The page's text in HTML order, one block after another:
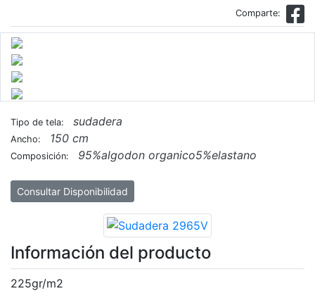
Comparte:
Tipo de tela: sudadera
Ancho: 150 cm
Composición: 95%algodon organico5%elastano
Consultar Disponibilidad
Información del producto
225gr/m2